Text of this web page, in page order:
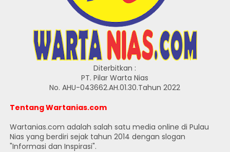
Diterbitkan :
PT. Pilar Warta Nias
No. AHU-043662.AH.01.30.Tahun 2022
Tentang Wartanias.com
Wartanias.com adalah salah satu media online di Pulau
Nias yang berdiri sejak tahun 2014 dengan slogan
"Informasi dan Inspirasi".